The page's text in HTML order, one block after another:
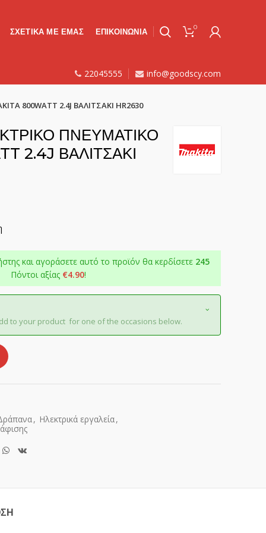
ΣΧΕΤΙΚΑ ΜΕ ΕΜΑΣ ΕΠΙΚΟΙΝΩΝΙΑ 0
22045555 info@goodscy.com
800WATT 2.4J ΒΑΛΙΤΣΑΚΙ HR2630
ΠΝΕΥΜΑΤΙΚΟ
2.4J ΒΑΛΙΤΣΑΚΙ
και αγοράσετε αυτό το προϊόν θα κερδίσετε 245
Πόντοι αξίας €4.90!
to your product for one of the occasions below.
, Ηλεκτρικά εργαλεία,